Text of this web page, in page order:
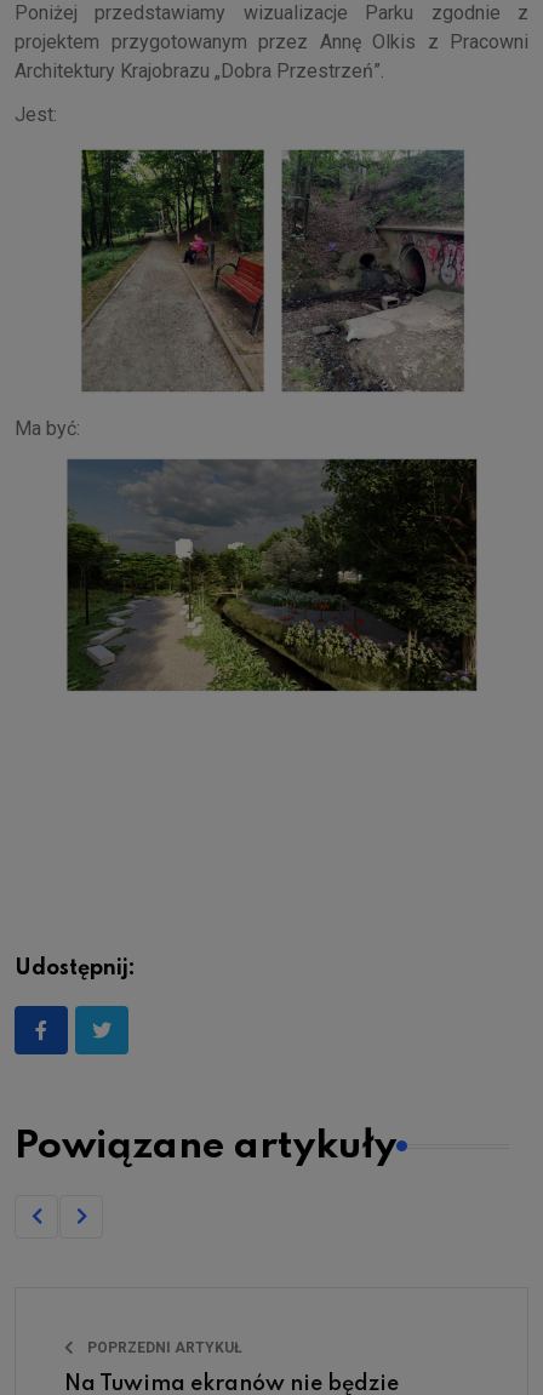
Poniżej przedstawiamy wizualizacje Parku zgodnie z
projektem przygotowanym przez Annę Olkis z Pracowni
Architektury Krajobrazu „Dobra Przestrzeń”.
Jest:
Ma być:
Udostępnij:
Powiązane artykuły
POPRZEDNI ARTYKUŁ
Na Tuwima ekranów nie będzie